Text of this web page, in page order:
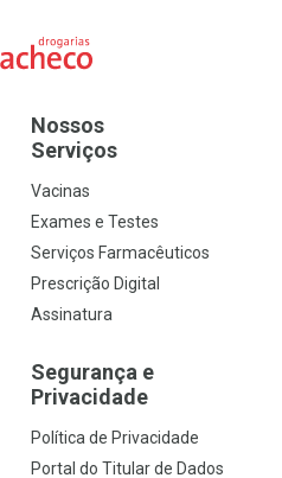
Home
Nossos
Serviços
Vacinas
Exames e Testes
Serviços Farmacêuticos
Prescrição Digital
Assinatura
Segurança e
Privacidade
Política de Privacidade
Portal do Titular de Dados